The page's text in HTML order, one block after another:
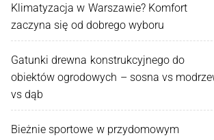
Klimatyzacja w Warszawie? Komfort
zaczyna się od dobrego wyboru
Gatunki drewna konstrukcyjnego do
obiektów ogrodowych – sosna vs
vs dąb
Bieżnie sportowe w przydomowym